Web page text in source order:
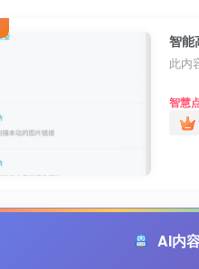
智能
此内
智慧
AI内